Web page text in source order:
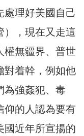
處理好美國自己
），現在又走這
權無疆界、普世
對着幹，例如他
為強姦犯、毒
仰的人認為要有
國近年所宣揚的